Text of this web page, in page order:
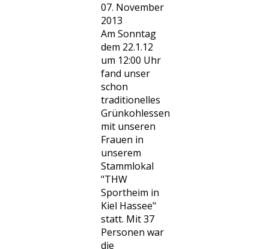
07. November
2013
Am Sonntag
dem 22.1.12
um 12:00 Uhr
fand unser
schon
traditionelles
Grünkohlessen
mit unseren
Frauen in
unserem
Stammlokal
"THW
Sportheim in
Kiel Hassee"
statt. Mit 37
Personen war
die